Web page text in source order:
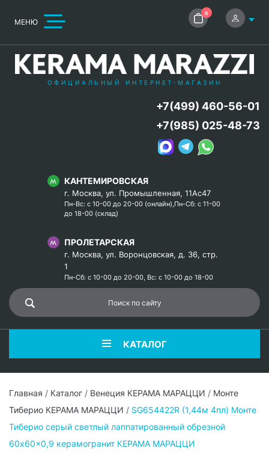
МЕНЮ
0
ОФИЦИАЛЬНЫЙ ИНТЕРНЕТ-МАГАЗИН
КАНТЕМИРОВСКАЯ
г. Москва, ул. Промышленная, 11Ас47
Пн-Вс: с 10-00 до 20-00 (онлайн),Пн-Сб: с 11-00
до 18-00 (склад)
ПРОЛЕТАРСКАЯ
г. Москва, ул. Воронцовская, д. 36, стр.
1
Пн-Сб: с 10-00 до 20-00, Вс: с 10-00 до 18-00
+7(499) 460-56-01
+7(985) 025-48-73
КАТАЛОГ
Главная / Каталог / Венеция КЕРАМА МАРАЦЦИ / Монте
Тиберио КЕРАМА МАРАЦЦИ / SG654422R (1,44м 4пл) Монте
Тиберио серый светлый лаппатированный обрезной
60x60x0,9 керамогранит КЕРАМА МАРАЦЦИ